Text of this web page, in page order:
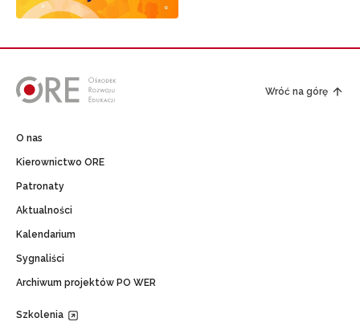
Wróć na górę
O nas
Kierownictwo ORE
Patronaty
Aktualności
Kalendarium
Sygnaliści
Archiwum projektów PO WER
Szkolenia